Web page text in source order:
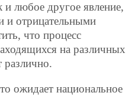
и любое другое явление,
и отрицательными
что процесс
на различных
различно.
ожидает национальное